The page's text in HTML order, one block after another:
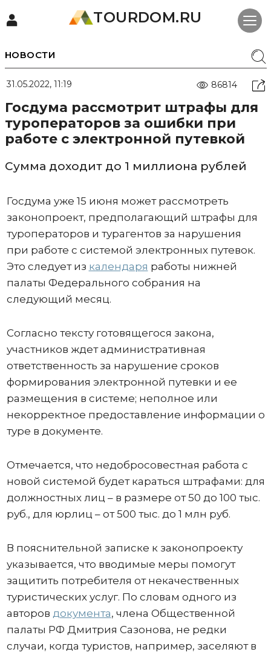
TOURDOM.RU
НОВОСТИ
31.05.2022, 11:19 86814
Госдума рассмотрит штрафы для
туроператоров за ошибки при
работе с электронной путевкой
Сумма доходит до 1 миллиона рублей
Госдума уже 15 июня может рассмотреть
законопроект, предполагающий штрафы для
туроператоров и турагентов за нарушения
при работе с системой электронных путевок.
Это следует из календаря работы нижней
палаты Федерального собрания на
следующий месяц.
Согласно тексту готовящегося закона,
участников ждет административная
ответственность за нарушение сроков
формирования электронной путевки и ее
размещения в системе; неполное или
некорректное предоставление информации о
туре в документе.
Отмечается, что недобросовестная работа с
новой системой будет караться штрафами: для
должностных лиц – в размере от 50 до 100 тыс.
руб., для юрлиц – от 500 тыс. до 1 млн руб.
В пояснительной записке к законопроекту
указывается, что вводимые меры помогут
защитить потребителя от некачественных
туристических услуг. По словам одного из
авторов документа, члена Общественной
палаты РФ Дмитрия Сазонова, не редки
случаи, когда туристов, например, заселяют в